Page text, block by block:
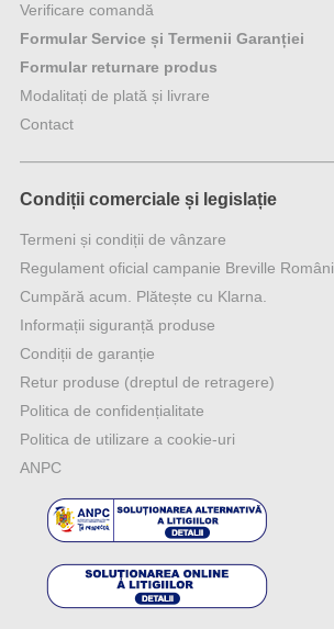
Verificare comandă
Formular Service și Termenii Garanției
Formular returnare produs
Modalitați de plată și livrare
Contact
Condiții comerciale și legislație
Termeni și condiții de vânzare
Regulament oficial campanie Breville
Cumpără acum. Plătește cu Klarna.
Informații siguranță produse
Condiții de garanție
Retur produse (dreptul de retragere)
Politica de confidențialitate
Politica de utilizare a cookie-uri
ANPC